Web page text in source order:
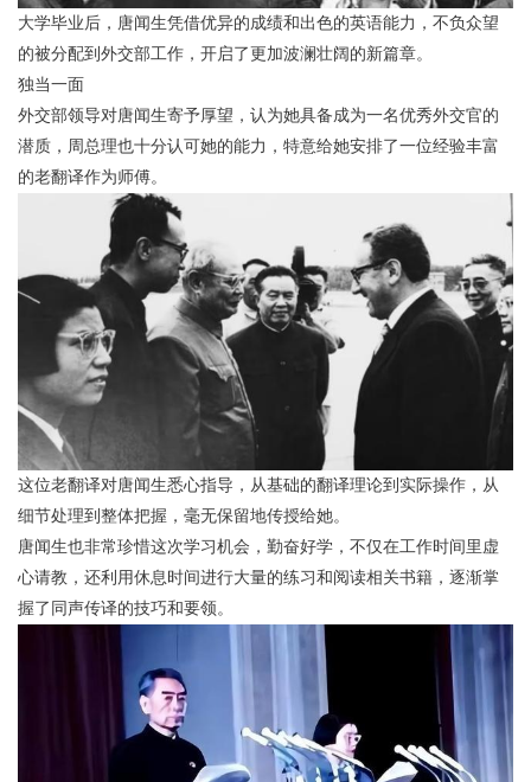
大学毕业后，唐闻生凭借优异的成绩和出色的英语能力，不负众望
的被分配到外交部工作，开启了更加波澜壮阔的新篇章。
独当一面
外交部领导对唐闻生寄予厚望，认为她具备成为一名优秀外交官的
潜质，周总理也十分认可她的能力，特意给她安排了一位经验丰富
的老翻译作为师傅。
这位老翻译对唐闻生悉心指导，从基础的翻译理论到实际操作，从
细节处理到整体把握，毫无保留地传授给她。
唐闻生也非常珍惜这次学习机会，勤奋好学，不仅在工作时间里虚
心请教，还利用休息时间进行大量的练习和阅读相关书籍，逐渐掌
握了同声传译的技巧和要领。